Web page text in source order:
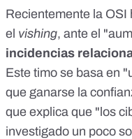
Recientemente la OSI
el vishing, ante el
incidencias
Este timo se basa en
que ganarse la
que explica que "los
investigado un poco